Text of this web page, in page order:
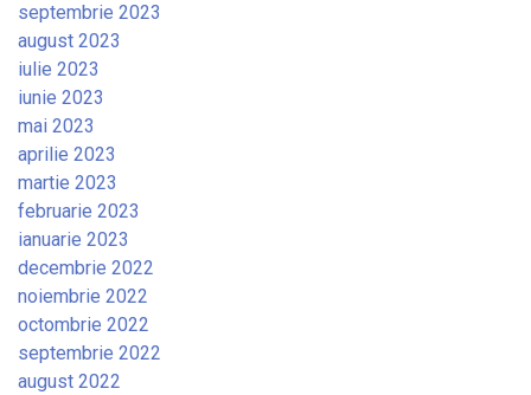
septembrie 2023
august 2023
iulie 2023
iunie 2023
mai 2023
aprilie 2023
martie 2023
februarie 2023
ianuarie 2023
decembrie 2022
noiembrie 2022
octombrie 2022
septembrie 2022
august 2022